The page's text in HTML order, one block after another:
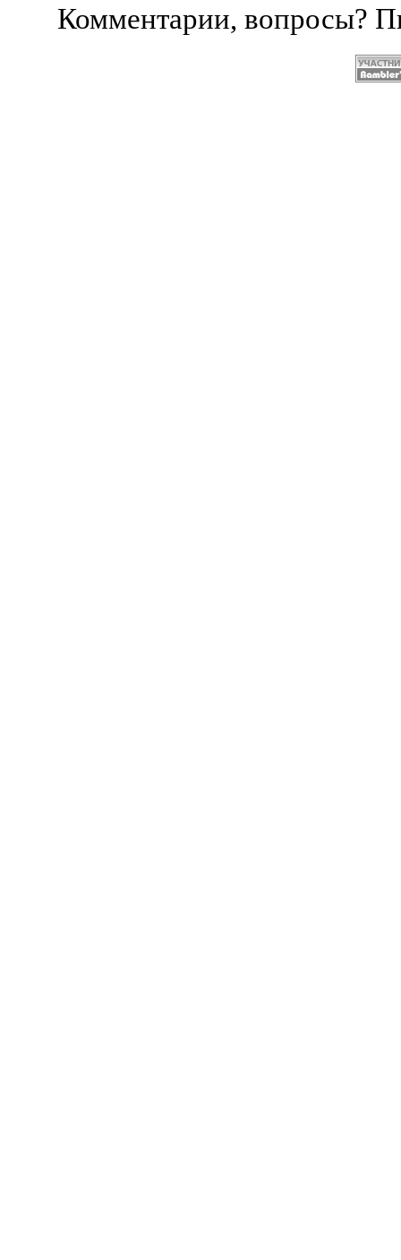
Комментарии, вопросы?